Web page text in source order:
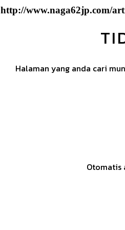
http://www.naga62jp.com/
Halaman yang anda cari
Otomatis